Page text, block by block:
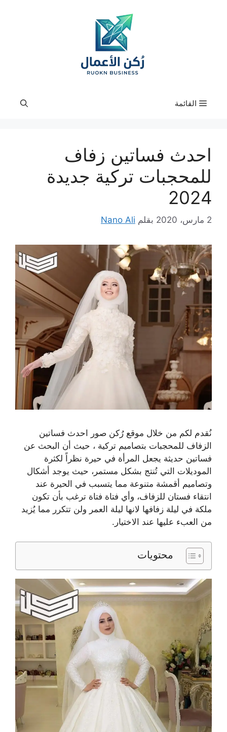
القائمة
احدث فساتين زفاف
للمحجبات تركية جديدة
2024
2 مارس، 2020 بقلم Nano Ali
نُقدم لكم من خلال موقع رُكن صور احدث فساتين
الزفاف للمحجبات بتصاميم تركية ، حيث أن البحث عن
فساتين حديثة يجعل المرأة في حيرة نظراً لكثرة
الموديلات التي تُنتج بشكل مستمر، حيث يوجد أشكال
وتصاميم أقمشة متنوعة مما يتسبب في الحيرة عند
انتقاء فستان للزفاف، وأي فتاة فتاة ترغب بأن تكون
ملكة في ليلة زفافها لانها ليلة العمر ولن تتكرر مما يُزيد
من العبء عليها عند الاختيار.
محتويات